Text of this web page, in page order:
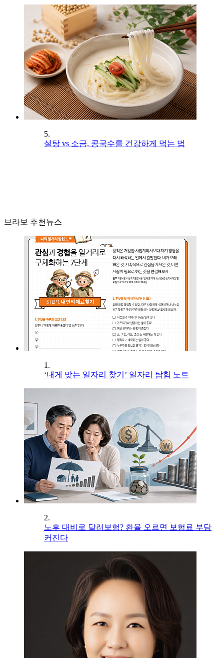
5.
설탕 vs 소금, 콩국수를 건강하게 먹는 법
브라보 추천뉴스
1.
‘내게 맞는 일자리 찾기’ 일자리 탐험 노트
2.
노후 대비로 달러보험? 환율 오르면 보험료 부담
커진다